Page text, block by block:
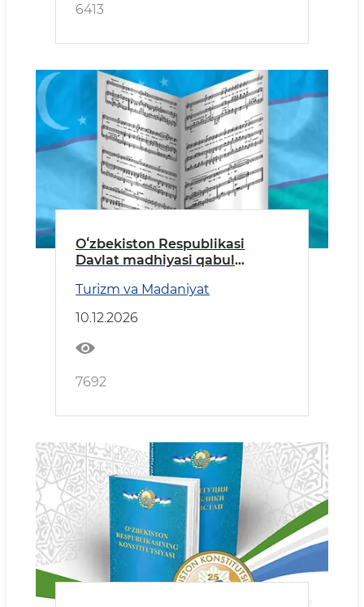
6413
Oʻzbekiston Respublikasi
Davlat madhiyasi qabul
Turizm va Madaniyat
10.12.2026
7692